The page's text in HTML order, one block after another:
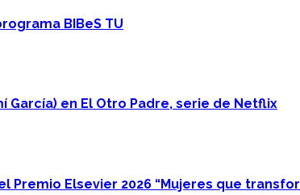
BIBeS TU
García) en El Otro Padre, serie de Netflix
Premio Elsevier 2026 “Mujeres que